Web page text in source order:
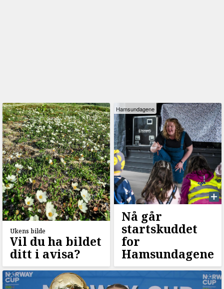
Ukens bilde
Vil du ha bildet
ditt i avisa?
Hamsundagene
Nå går
startskuddet
for
Hamsundagene